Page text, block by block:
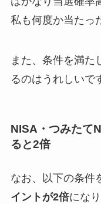
私も何度か当たっ
また、条件を満た
るのはうれしいで
NISA・つみたて
ると2倍
なお、以下の条件
イントが2倍になり